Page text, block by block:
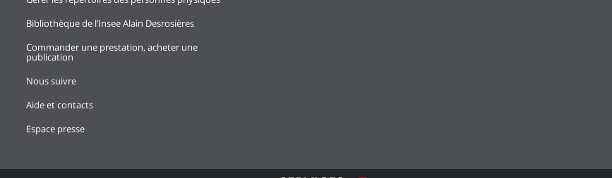
Bibliothèque de l’Insee Alain Desrosières
Commander une prestation, acheter une
publication
Nous suivre
Aide et contacts
Espace presse